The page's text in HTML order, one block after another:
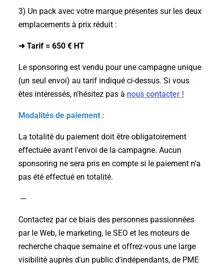
3) Un pack avec votre marque présentes sur les deux
emplacements à prix réduit :
➜ Tarif = 650 € HT
Le sponsoring est vendu pour une campagne unique
(un seul envoi) au tarif indiqué ci-dessus. Si vous
êtes intéressés, n'hésitez pas à nous contacter !
Modalités de paiement :
La totalité du paiement doit être obligatoirement
effectuée avant l'envoi de la campagne. Aucun
sponsoring ne sera pris en compte si le paiement n'a
pas été effectué en totalité.
---
Contactez par ce biais des personnes passionnées
par le Web, le marketing, le SEO et les moteurs de
recherche chaque semaine et offrez-vous une large
visibilité auprès d'un public d'indépendants, de PME